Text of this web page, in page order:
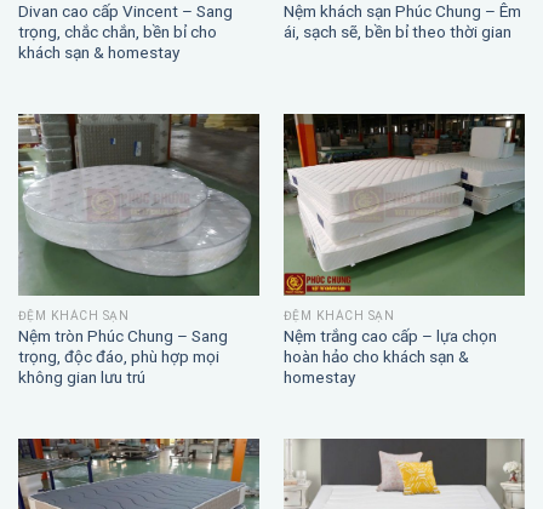
Divan cao cấp Vincent – Sang
trọng, chắc chắn, bền bỉ cho
khách sạn & homestay
Nệm khách sạn Phúc Chung – Êm
ái, sạch sẽ, bền bỉ theo thời gian
ĐỆM KHÁCH SẠN
Nệm tròn Phúc Chung – Sang
trọng, độc đáo, phù hợp mọi
không gian lưu trú
ĐỆM KHÁCH SẠN
Nệm trắng cao cấp – lựa chọn
hoàn hảo cho khách sạn &
homestay